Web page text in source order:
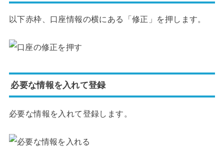
以下赤枠、口座情報の横にある「修正」を押します。
必要な情報を入れて登録
必要な情報を入れて登録します。